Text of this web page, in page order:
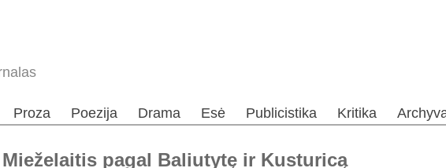
Proza Poezija Drama Esė Publicistika Kritika
pagal Baliutytę ir Kusturicą